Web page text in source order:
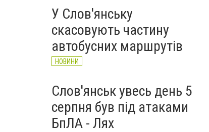
У Слов'янську
скасовують частину
автобусних маршрутів
НОВИНИ
Слов'янськ увесь день 5
серпня був під атаками
БпЛА - Лях